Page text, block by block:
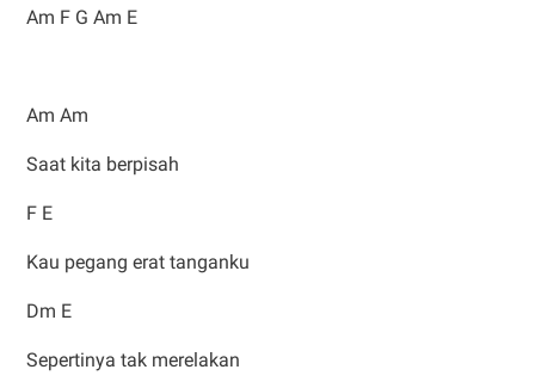
Am F G Am E
Am Am
Saat kita berpisah
F E
Kau pegang erat tanganku
Dm E
Sepertinya tak merelakan